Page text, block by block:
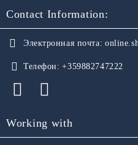
Contact Information:
Электронная почта:
Телефон: +359882747222
Working with